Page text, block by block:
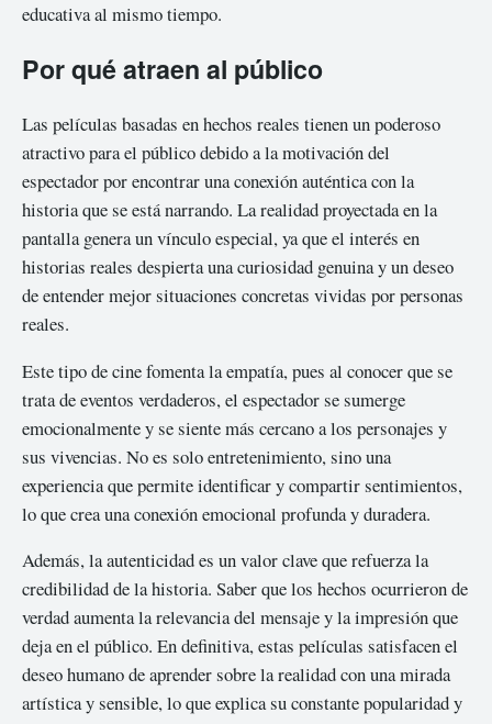
educativa al mismo tiempo.
Por qué atraen al público
Las películas basadas en hechos reales tienen un poderoso
atractivo para el público debido a la motivación del
espectador por encontrar una conexión auténtica con la
historia que se está narrando. La realidad proyectada en la
pantalla genera un vínculo especial, ya que el interés en
historias reales despierta una curiosidad genuina y un deseo
de entender mejor situaciones concretas vividas por personas
reales.
Este tipo de cine fomenta la empatía, pues al conocer que se
trata de eventos verdaderos, el espectador se sumerge
emocionalmente y se siente más cercano a los personajes y
sus vivencias. No es solo entretenimiento, sino una
experiencia que permite identificar y compartir sentimientos,
lo que crea una conexión emocional profunda y duradera.
Además, la autenticidad es un valor clave que refuerza la
credibilidad de la historia. Saber que los hechos ocurrieron de
verdad aumenta la relevancia del mensaje y la impresión que
deja en el público. En definitiva, estas películas satisfacen el
deseo humano de aprender sobre la realidad con una mirada
artística y sensible, lo que explica su constante popularidad y